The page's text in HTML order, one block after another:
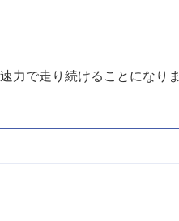
力で走り続けることになりま